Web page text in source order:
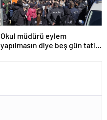
Okul müdürü eylem
yapılmasın diye beş gün tatil